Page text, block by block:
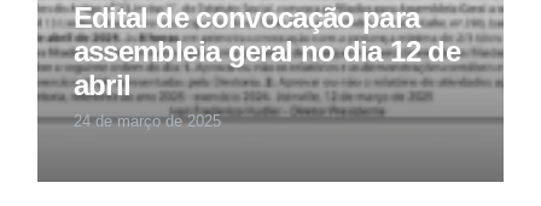
Edital de convocação para
assembleia geral no dia 12 de
abril
24 de março de 2025